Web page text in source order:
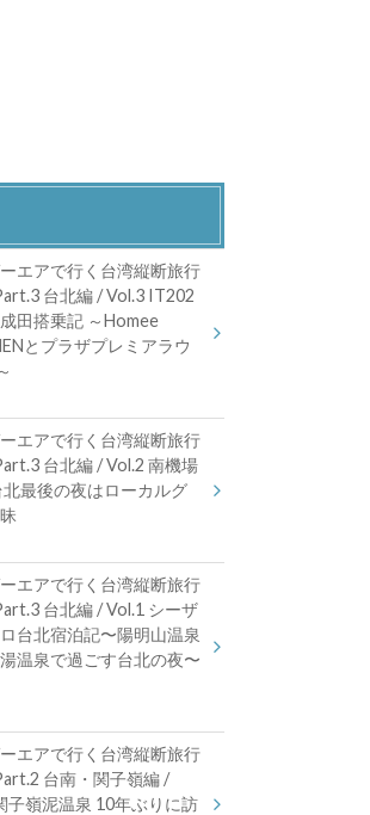
エアで行く台湾縦断旅行
台北編 / Vol.3 IT202
田搭乗記 ～Homee
とプラザプレミアラウ
～
エアで行く台湾縦断旅行
台北編 / Vol.2 南機場
北最後の夜はローカルグ
昧
エアで行く台湾縦断旅行
台北編 / Vol.1 シーザ
台北宿泊記〜陽明山温泉
温泉で過ごす台北の夜〜
エアで行く台湾縦断旅行
台南・関子嶺編 /
子嶺泥温泉 10年ぶりに訪